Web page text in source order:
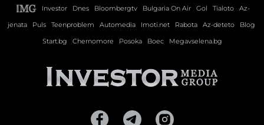
Investor Dnes Bloombergtv Bulgaria On Air Gol Tialoto
Az-
jenata
Puls Teenproblem Automedia Imoti.net Rabota Az-deteto
Blog
Start.bg
Chernomore Posoka Boec Megavselena.bg